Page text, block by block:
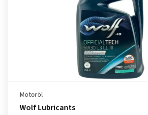
Motoröl
Wolf Lubricants